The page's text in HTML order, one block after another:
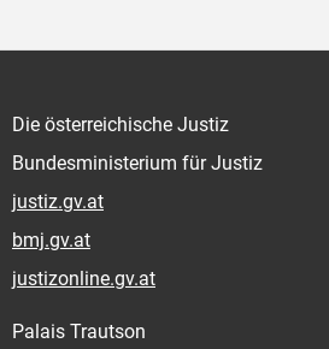
Die österreichische Justiz
Bundesministerium für Justiz
justiz.gv.at
bmj.gv.at
justizonline.gv.at
Palais Trautson